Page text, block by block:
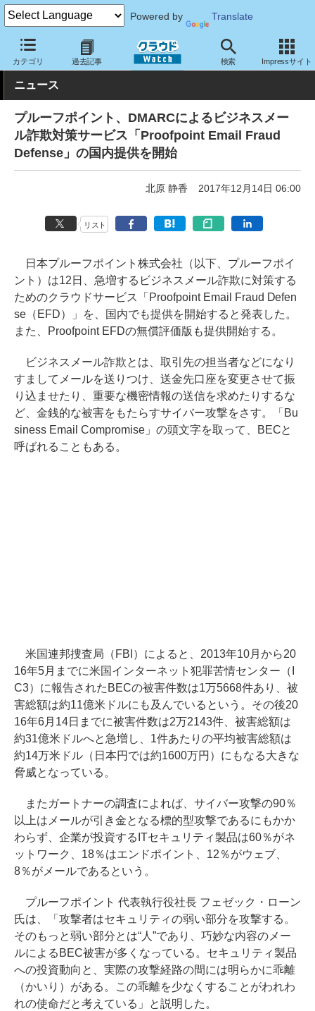
Powered by Translate
カテゴリ 過去記事 検索 Impressサイト
クラウド Watch セキュリティ 標的型攻撃対策
ニュース
プルーフポイント、DMARCによるビジネスメー
ル詐欺対策サービス「Proofpoint Email Fraud
Defense」の国内提供を開始
北原 静香 2017年12月14日 06:00
リスト
日本プルーフポイント株式会社（以下、プルーフポイ
ント）は12日、急増するビジネスメール詐欺に対策する
ためのクラウドサービス「Proofpoint Email Fraud Defen
se（EFD）」を、国内でも提供を開始すると発表した。
また、Proofpoint EFDの無償評価版も提供開始する。
ビジネスメール詐欺とは、取引先の担当者などになり
すましてメールを送りつけ、送金先口座を変更させて振
り込ませたり、重要な機密情報の送信を求めたりするな
ど、金銭的な被害をもたらすサイバー攻撃をさす。「Bu
siness Email Compromise」の頭文字を取って、BECと
呼ばれることもある。
米国連邦捜査局（FBI）によると、2013年10月から20
16年5月までに米国インターネット犯罪苦情センター（I
C3）に報告されたBECの被害件数は1万5668件あり、被
害総額は約11億米ドルにも及んでいるという。その後20
16年6月14日までに被害件数は2万2143件、被害総額は
約31億米ドルへと急増し、1件あたりの平均被害総額は
約14万米ドル（日本円では約1600万円）にもなる大きな
脅威となっている。
またガートナーの調査によれば、サイバー攻撃の90％
以上はメールが引き金となる標的型攻撃であるにもかか
わらず、企業が投資するITセキュリティ製品は60％がネ
ットワーク、18％はエンドポイント、12％がウェブ、
8％がメールであるという。
プルーフポイント 代表執行役社長 フェゼック・ローン
氏は、「攻撃者はセキュリティの弱い部分を攻撃する。
そのもっと弱い部分とは“人”であり、巧妙な内容のメー
ルによるBEC被害が多くなっている。セキュリティ製品
への投資動向と、実際の攻撃経路の間には明らかに乖離
（かいり）がある。この乖離を少なくすることがわれわ
れの使命だと考えている」と説明した。